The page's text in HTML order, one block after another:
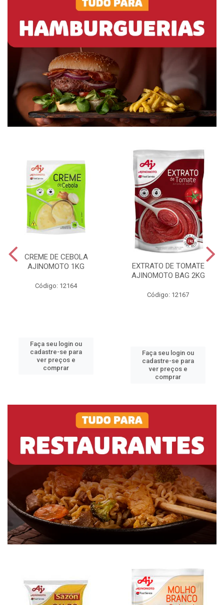
CREME DE CEBOLA
AJINOMOTO 1KG
Código: 12164
Faça seu login ou
cadastre-se para
ver preços e
comprar
EXTRATO DE TOMATE
AJINOMOTO BAG 2KG
Código: 12167
Faça seu login ou
cadastre-se para
ver preços e
comprar